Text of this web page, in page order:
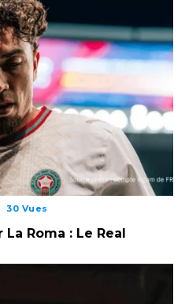
30 Vues
Roma : Le Real